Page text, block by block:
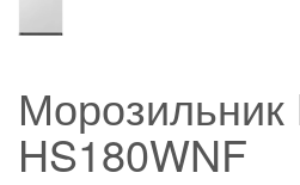
Морозильник
HS180WNF